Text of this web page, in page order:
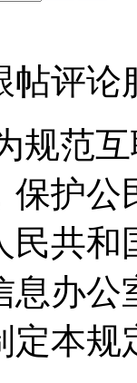
帖评论
规范
保护公
民共
息办公
本规